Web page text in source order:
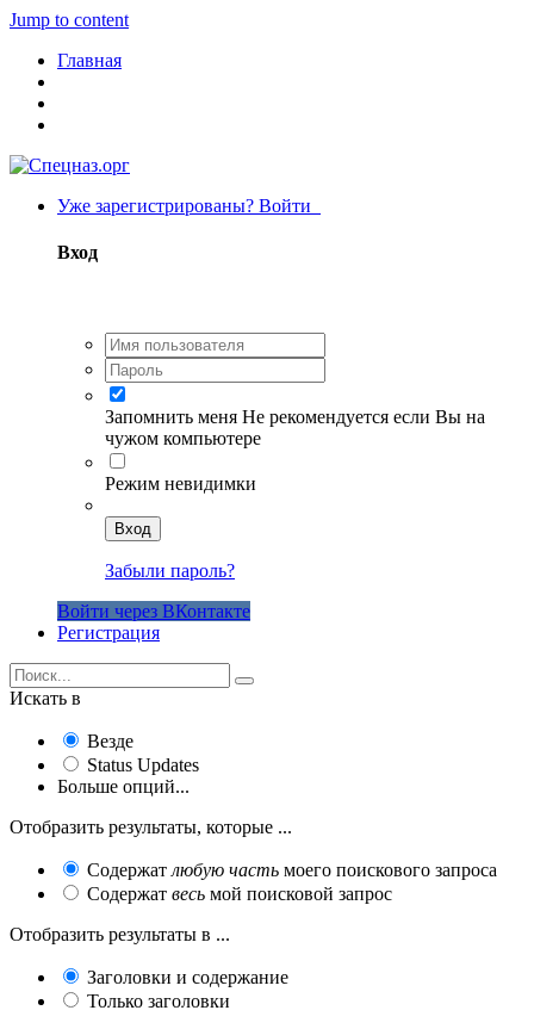
Jump to content
Главная
Уже зарегистрированы? Войти
Вход
Запомнить меня Не рекомендуется если Вы на
чужом компьютере
Режим невидимки
Вход
Забыли пароль?
Войти через ВКонтакте
Регистрация
Искать в
Везде
Status Updates
Больше опций...
Отобразить результаты, которые ...
Содержат любую часть моего поискового запроса
Содержат весь мой поисковой запрос
Отобразить результаты в ...
Заголовки и содержание
Только заголовки